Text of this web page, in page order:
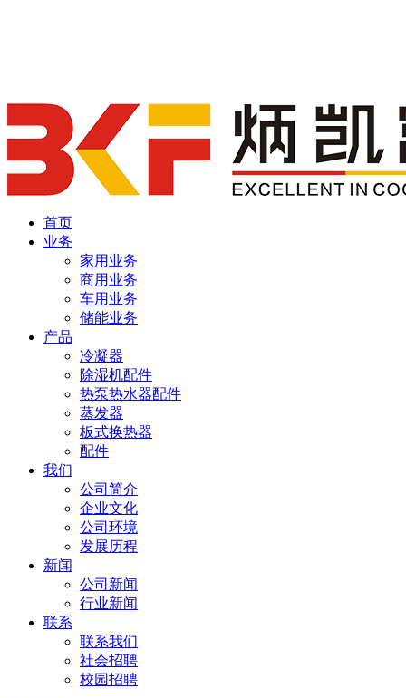
首页
业务
家用业务
商用业务
车用业务
储能业务
产品
冷凝器
除湿机配件
热泵热水器配件
蒸发器
板式换热器
配件
我们
公司简介
企业文化
公司环境
发展历程
新闻
公司新闻
行业新闻
联系
联系我们
社会招聘
校园招聘